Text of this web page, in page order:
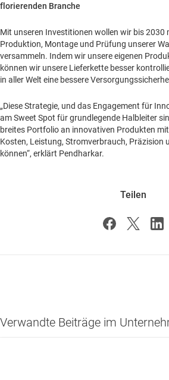
florierenden Branche
Mit unseren Investitionen wollen wir bis 2030
Produktion, Montage und Prüfung unserer
versammeln. Indem wir unsere eigenen
können wir unsere Lieferkette besser
in aller Welt eine bessere
„Diese Strategie, und das Engagement für
am Sweet Spot für grundlegende Halbleiter
breites Portfolio an innovativen Produkten
Kosten, Leistung, Stromverbrauch, Präzision
können“, erklärt Pendharkar.
Teilen
Verwandte Beiträge im